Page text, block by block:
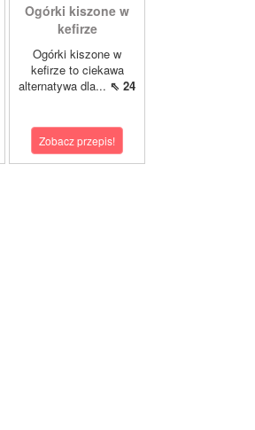
Ogórki kiszone w
kefirze
Ogórki kiszone w
kefirze to ciekawa
alternatywa dla... ⇖ 24
Zobacz przepis!